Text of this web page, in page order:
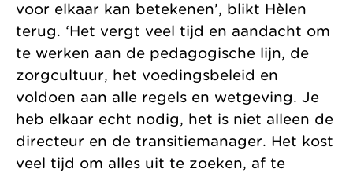
voor elkaar kan betekenen’, blikt Hèlen
terug. ‘Het vergt veel tijd en aandacht om
te werken aan de pedagogische lijn, de
zorgcultuur, het voedingsbeleid en
voldoen aan alle regels en wetgeving. Je
heb elkaar echt nodig, het is niet alleen de
directeur en de transitiemanager. Het kost
veel tijd om alles uit te zoeken, af te